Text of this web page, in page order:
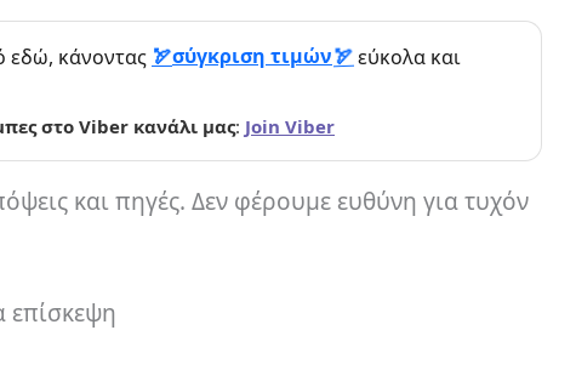
εδώ, κάνοντας σύγκριση τιμών
εύκολα και
στο Viber κανάλι μας: Join Viber
και πηγές. Δεν φέρουμε ευθύνη για τυχόν
επίσκεψη